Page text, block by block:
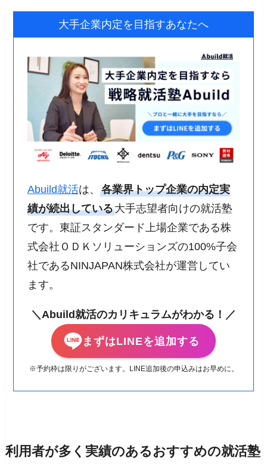
大手企業内定を目指すあなたへ
Abuild就活は、 各業界トップ企業の内定実
績が続出している大手志望者向けの就活塾
です。東証スタンダード上場企業である株
式会社ＯＤＫソリューションズの100%子会
社であるNINJAPAN株式会社が運営してい
ます。
＼Abuild就活のカリキュラムがわかる！／
まずはLINEを追加する
※予約枠は限りがございます。LINE追加後の申込みはお早めに。
利用者が多く実績のあるおすすめの就活塾